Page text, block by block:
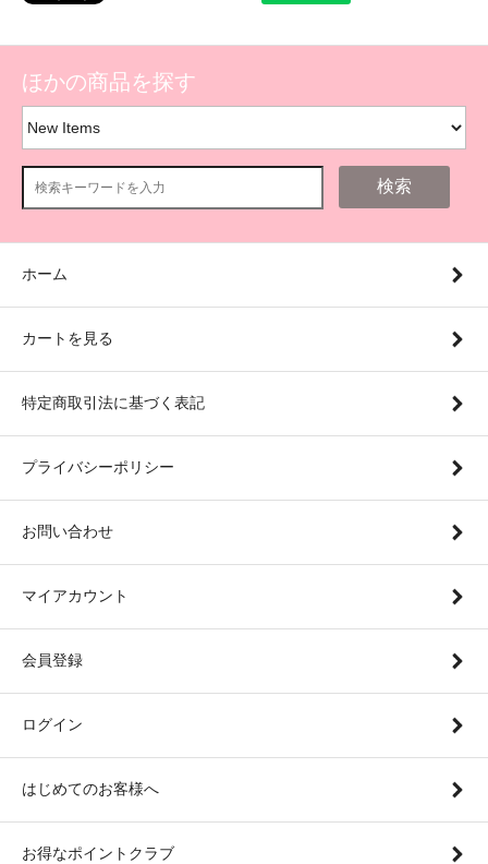
ほかの商品を探す
検索
ホーム
カートを見る
特定商取引法に基づく表記
プライバシーポリシー
お問い合わせ
マイアカウント
会員登録
ログイン
はじめてのお客様へ
お得なポイントクラブ